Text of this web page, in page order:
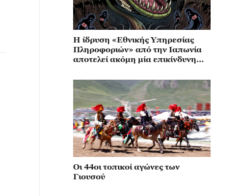
Η ίδρυση «Εθνικής Υπηρεσίας
Πληροφοριών» από την Ιαπωνία
αποτελεί ακόμη μία επικίνδυνη
μιλιταρισμού
Οι 44οι τοπικοί αγώνες των
Γιουσού